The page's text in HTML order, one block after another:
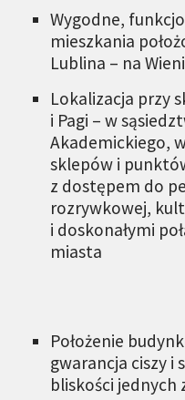
Wygodne,
mieszkania
Lublina – na
Lokalizacja przy
i Pagi – w
Akademickiego,
sklepów i
z dostępem do
rozrywkowej,
i doskonałymi
miasta
Położenie
gwarancja ciszy i
bliskości jednych